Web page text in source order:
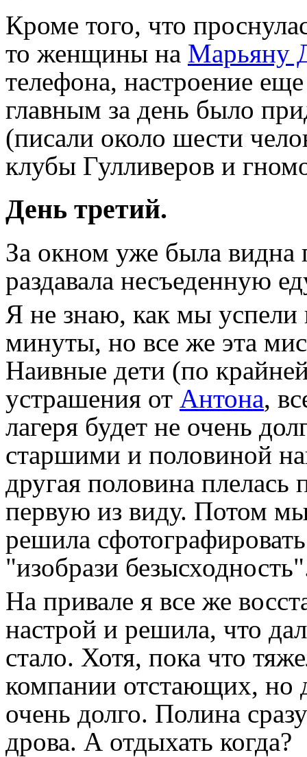
Кроме того, что
то женщины на Марьяну
телефона, настроение
главным за день было
(писали около шести
клубы Гулливеров и
День третий.
За окном уже была видна
раздавала несъеденную
Я не знаю, как мы успели
минуты, но все же эта
Наивные дети (по
устрашения от Антона,
лагеря будет не очень
старшими и половиной
другая половина плелась
первую из виду. Потом
решила
"изобрази
На привале я все же
настрой и решила, что
стало. Хотя, пока что
компании отстающих, но
очень долго. Полина
дрова. А отдыхать когда?